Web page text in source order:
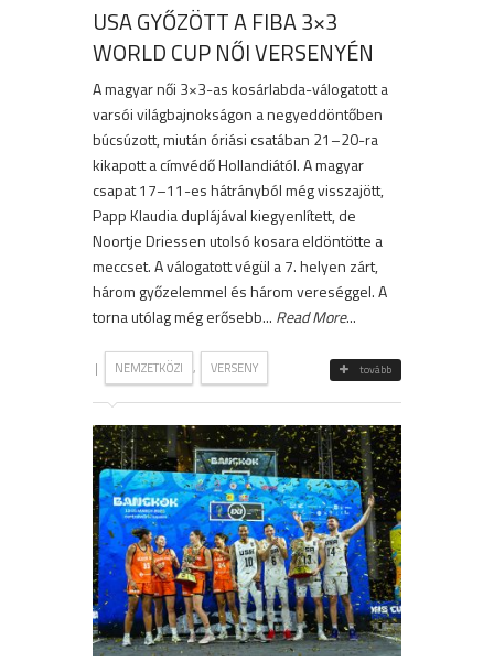
USA GYŐZÖTT A FIBA 3×3
WORLD CUP NŐI VERSENYÉN
A magyar női 3×3-as kosárlabda-válogatott a
varsói világbajnokságon a negyeddöntőben
búcsúzott, miután óriási csatában 21–20-ra
kikapott a címvédő Hollandiától. A magyar
csapat 17–11-es hátrányból még visszajött,
Papp Klaudia duplájával kiegyenlített, de
Noortje Driessen utolsó kosara eldöntötte a
meccset. A válogatott végül a 7. helyen zárt,
három győzelemmel és három vereséggel. A
torna utólag még erősebb... Read More...
| NEMZETKÖZI , VERSENY tovább